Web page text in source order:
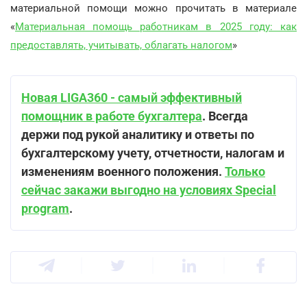
материальной помощи можно прочитать в материале
«Материальная помощь работникам в 2025 году: как
предоставлять, учитывать, облагать налогом»
Новая LIGA360 - самый эффективный
помощник в работе бухгалтера. Всегда
держи под рукой аналитику и ответы по
бухгалтерскому учету, отчетности, налогам и
изменениям военного положения. Только
сейчас закажи выгодно на условиях Special
program.